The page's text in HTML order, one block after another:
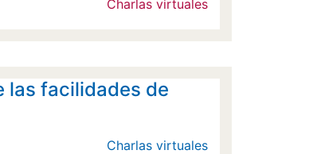
Charlas virtuales
las facilidades de
Charlas virtuales